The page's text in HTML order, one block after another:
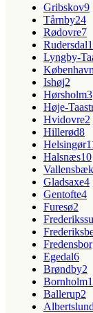
Gribskov9
Tårnby24
Rødovre7
Rudersdal
Lyngby-
København
Ishøj2
Hørsholm3
Høje-
Hvidovre2
Hillerød8
Helsingør
Halsnæs10
Vallensbæk
Gladsaxe4
Gentofte4
Furesø2
Egedal6
Brøndby2
Bornholm
Ballerup2
Albertslund